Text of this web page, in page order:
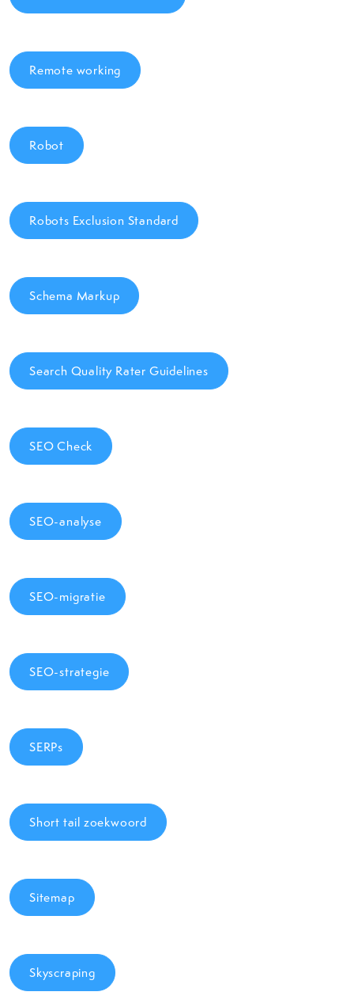
Remote working
Robot
Robots Exclusion Standard
Schema Markup
Search Quality Rater Guidelines
SEO Check
SEO-analyse
SEO-migratie
SEO-strategie
SERPs
Short tail zoekwoord
Sitemap
Skyscraping